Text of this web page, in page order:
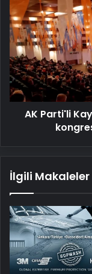
Parti'li
Kaya,
partisinin
Muğla
kadın
kolları
kongresinde
konuştu
Açıklaması
AK Parti'li
İlgili Makaleler